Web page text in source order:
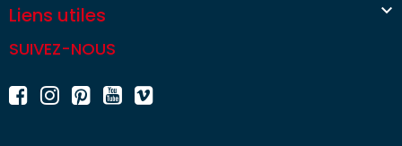
Liens utiles 
SUIVEZ-NOUS